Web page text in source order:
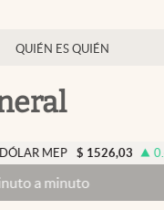
QUIÉN ES QUIÉN
$ 1526,03 0.43%